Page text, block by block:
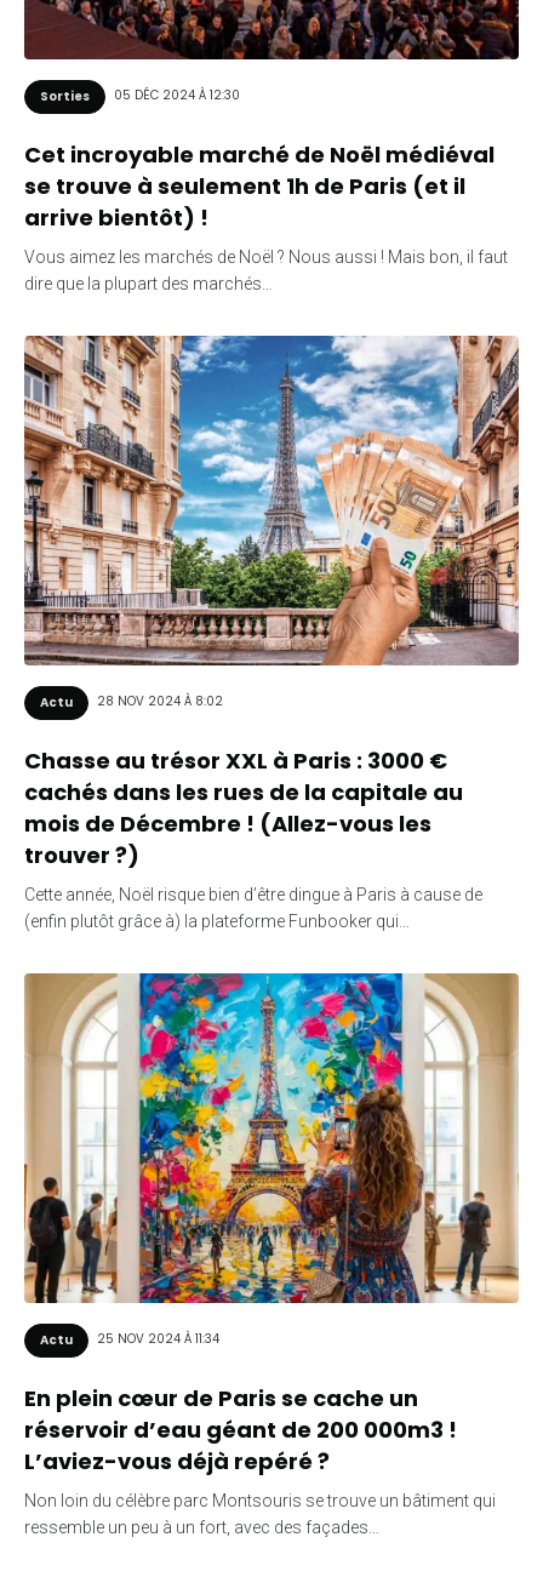
Sorties 05 DÉC 2024 À 12:30
Cet incroyable marché de Noël médiéval
se trouve à seulement 1h de Paris (et il
arrive bientôt) !
Vous aimez les marchés de Noël ? Nous aussi ! Mais bon, il faut
dire que la plupart des marchés…
Actu 28 NOV 2024 À 8:02
Chasse au trésor XXL à Paris : 3000 €
cachés dans les rues de la capitale au
mois de Décembre ! (Allez-vous les
trouver ?)
Cette année, Noël risque bien d’être dingue à Paris à cause de
(enfin plutôt grâce à) la plateforme Funbooker qui…
Actu 25 NOV 2024 À 11:34
En plein cœur de Paris se cache un
réservoir d’eau géant de 200 000m3 !
L’aviez-vous déjà repéré ?
Non loin du célèbre parc Montsouris se trouve un bâtiment qui
ressemble un peu à un fort, avec des façades…